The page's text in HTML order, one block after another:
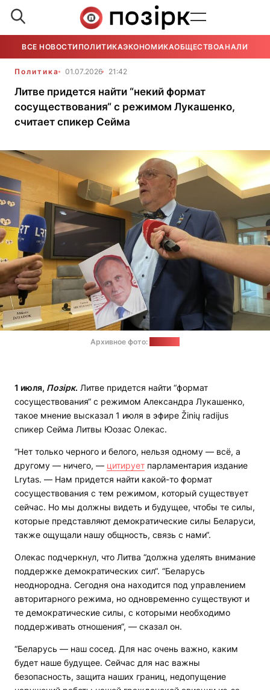
ВСЕ НОВОСТИ ПОЛИТИКАЭКОНОМИКАОБЩЕСТВОАНАЛИТИКА
Политика 01.07.2026 21:42
Литве придется найти “некий формат
сосуществования“ с режимом Лукашенко,
считает спикер Сейма
Архивное фото:
1 июля, Позірк. Литве придется найти “формат
сосуществования“ с режимом Александра Лукашенко,
такое мнение высказал 1 июля в эфире Žinių radijus
спикер Сейма Литвы Юозас Олекас.
“Нет только черного и белого, нельзя одному — всё, а
другому — ничего, — цитирует парламентария издание
Lrytas. — Нам придется найти какой-то формат
сосуществования с тем режимом, который существует
сейчас. Но мы должны видеть и будущее, чтобы те силы,
которые представляют демократические силы Беларуси,
также ощущали нашу общность, связь с нами“.
Олекас подчеркнул, что Литва “должна уделять внимание
поддержке демократических сил“. “Беларусь
неоднородна. Сегодня она находится под управлением
авторитарного режима, но одновременно существуют и
те демократические силы, с которыми необходимо
поддерживать отношения“, — сказал он.
“Беларусь — наш сосед. Для нас очень важно, каким
будет наше будущее. Сейчас для нас важны
безопасность, защита наших границ, недопущение